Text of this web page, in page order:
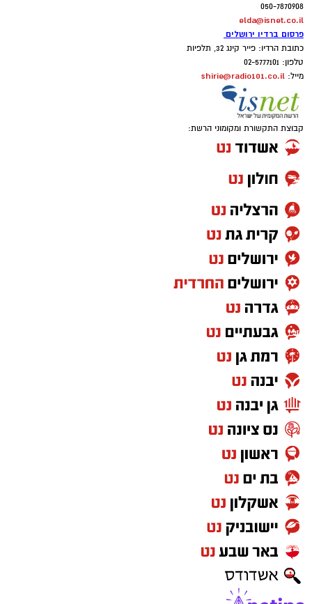
050-7870908
elda@isnet.co.il
פרסום ברדיו ירושלים
כתובת הרדיו: פייר קינג 32, תלפיות
טלפון: 02-5777101
מייל: shirie@radio101.co.il
קבוצת התקשורת ומקומוני הרשת: